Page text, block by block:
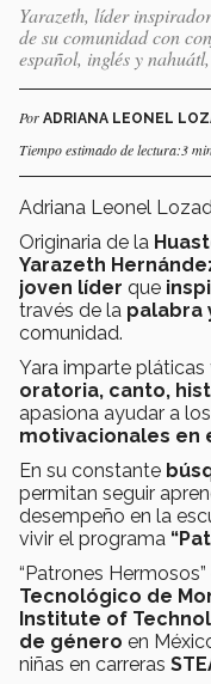
Yarazeth, líder
de su comunidad con
español, inglés y
Por ADRIANA LEONEL
Tiempo estimado de lectura:3
Adriana Leonel
Originaria de la
Yarazeth
joven líder que
través de la palabra
comunidad.
Yara imparte
oratoria, canto,
apasiona ayudar a
motivacionales en
En su constante
permitan seguir
desempeño en la
vivir el programa
“Patrones Hermosos”
Tecnológico de
Institute of
de género en
niñas en carreras